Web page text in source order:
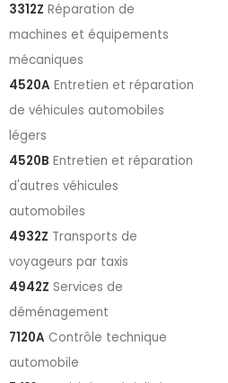
3312Z Réparation de
machines et équipements
mécaniques
4520A Entretien et réparation
de véhicules automobiles
légers
4520B Entretien et réparation
d'autres véhicules
automobiles
4932Z Transports de
voyageurs par taxis
4942Z Services de
déménagement
7120A Contrôle technique
automobile